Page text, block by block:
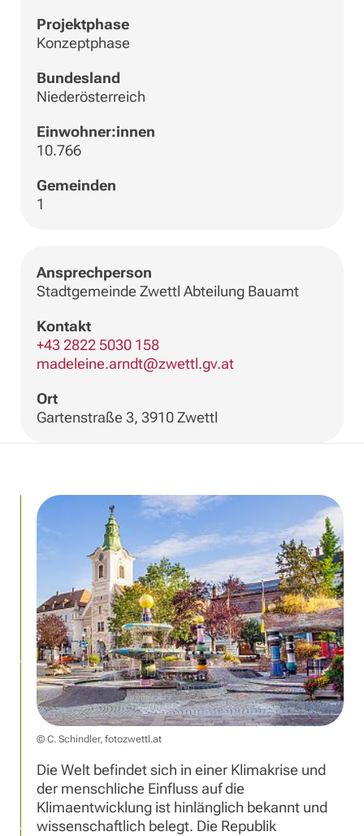
Projektphase
Konzeptphase
Bundesland
Niederösterreich
Einwohner:innen
10.766
Gemeinden
1
Ansprechperson
Stadtgemeinde Zwettl Abteilung Bauamt
Kontakt
+43 2822 5030 158
madeleine.arndt@zwettl.gv.at
Ort
Gartenstraße 3, 3910 Zwettl
Die Welt befindet sich in einer Klimakrise und
der menschliche Einfluss auf die
Klimaentwicklung ist hinlänglich bekannt und
wissenschaftlich belegt. Die Republik
© C. Schindler, fotozwettl.at